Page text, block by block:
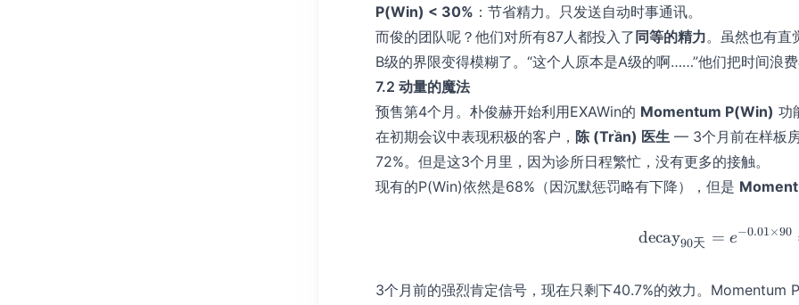
P(Win) < 30% ：节省精力。只发送自动时事通讯。
而俊的团队呢？他们对所有87人都投入了 同等的精力。虽然也有直
B级的界限变得模糊了。“这个人原本是A级的啊……”他们把时间浪
7.2 动量的魔法
预售第4个月。朴俊赫开始利用EXAWin的 Momentum P(Win) 功
在初期会议中表现积极的客户， 陈 (Trần) 医生 — 3个月前在样板
72%。但是这3个月里，因为诊所日程繁忙，没有更多的接触。
现有的P(Win)依然是68%（因沉默惩罚略有下降），但是
decay90天 = e−0.01×90
3个月前的强烈肯定信号，现在只剩下40.7%的效力。Momentum